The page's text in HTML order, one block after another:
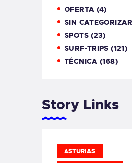
OFERTA (4)
SIN CATEGORIZAR
SPOTS(23)
SURF-TRIPS (121)
TÉCNICA (168)
Story Links
ASTURIAS